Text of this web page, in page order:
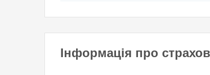
Інформація про